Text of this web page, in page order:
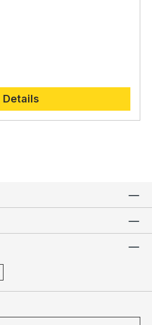
Details